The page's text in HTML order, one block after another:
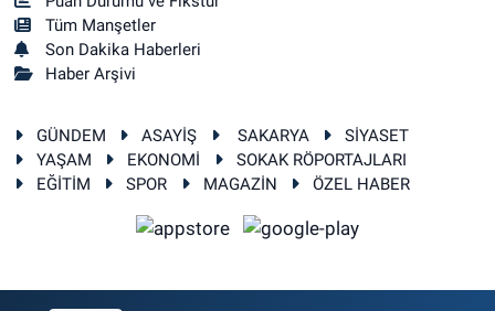
Tüm Manşetler
Son Dakika Haberleri
Haber Arşivi
GÜNDEM ASAYİŞ SAKARYA
SİYASET
YAŞAM
EKONOMİ
SOKAK RÖPORTAJLARI
EĞİTİM
SPOR MAGAZİN ÖZEL HABER